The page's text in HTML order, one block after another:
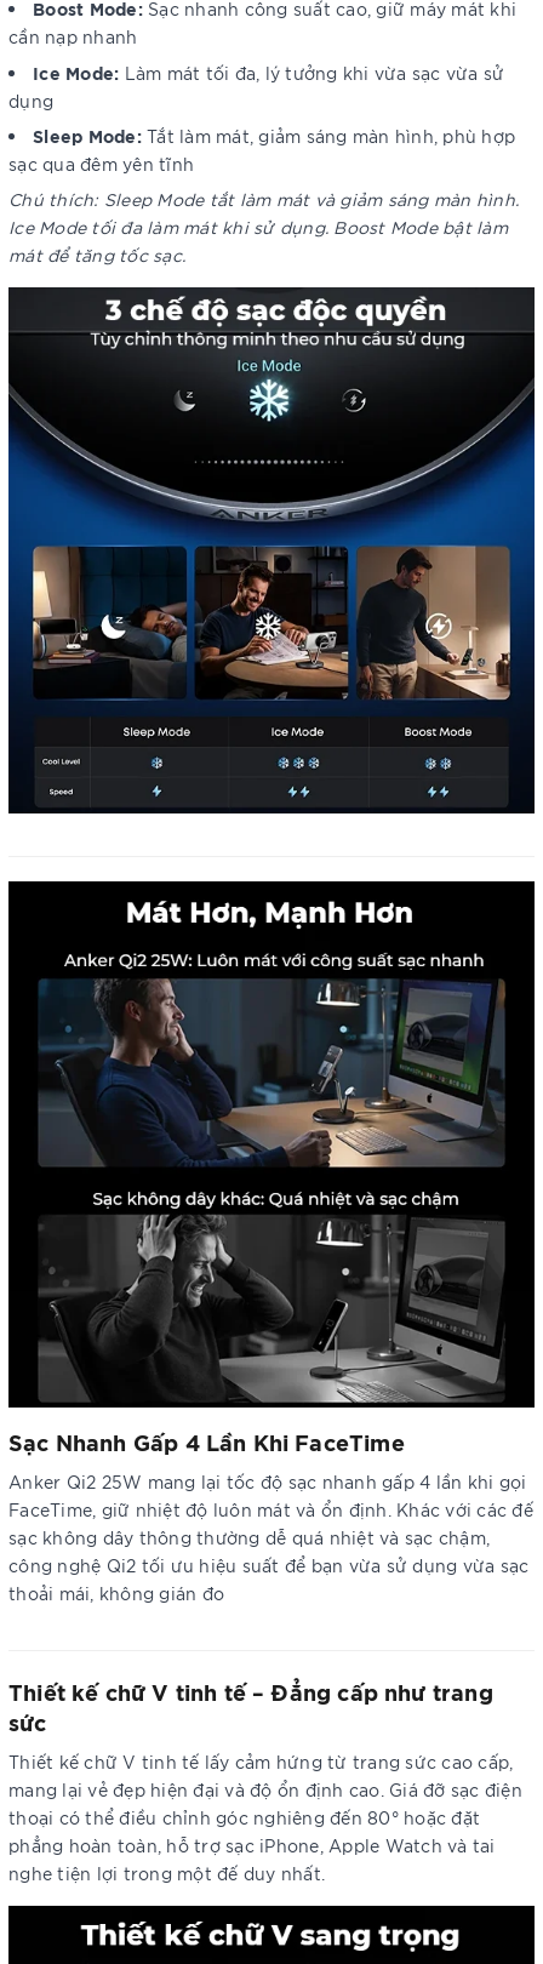
Boost Mode:Sạc nhanh công suất cao, giữ máy mát khi
cần nạp nhanh
Ice Mode: Làm mát tối đa, lý tưởng khi vừa sạc vừa sử
dụng
Sleep Mode:Tắt làm mát, giảm sáng màn hình, phù hợp
sạc qua đêm yên tĩnh
Chú thích: Sleep Mode tắt làm mát và giảm sáng màn hình.
Ice Mode tối đa làm mát khi sử dụng. Boost Mode bật làm
mát để tăng tốc sạc.
Sạc Nhanh Gấp 4 Lần Khi FaceTime
Anker Qi2 25W mang lại tốc độ sạc nhanh gấp 4 lần khi gọi
FaceTime, giữ nhiệt độ luôn mát và ổn định. Khác với các đế
sạc không dây thông thường dễ quá nhiệt và sạc chậm,
công nghệ Qi2 tối ưu hiệu suất để bạn vừa sử dụng vừa sạc
thoải mái, không gián đo
Thiết kế chữ V tinh tế – Đẳng cấp như trang
sức
Thiết kế chữ V tinh tế lấy cảm hứng từ trang sức cao cấp,
mang lại vẻ đẹp hiện đại và độ ổn định cao. Giá đỡ sạc điện
thoại có thể điều chỉnh góc nghiêng đến 80° hoặc đặt
phẳng hoàn toàn, hỗ trợ sạc iPhone, Apple Watch và tai
nghe tiện lợi trong một đế duy nhất.